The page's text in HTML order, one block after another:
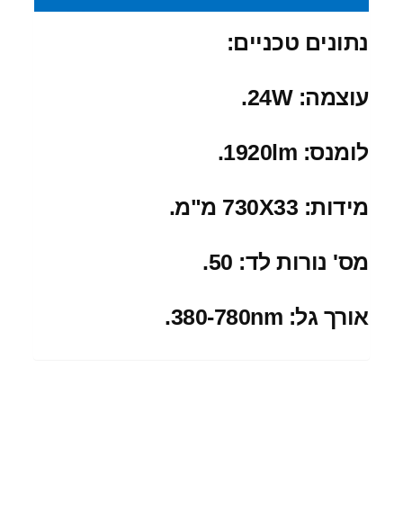
נתונים טכניים:
עוצמה: 24W.
לומנס: 1920lm.
מידות: 730X33 מ"מ.
מס' נורות לד: 50.
אורך גל: 380-780nm.